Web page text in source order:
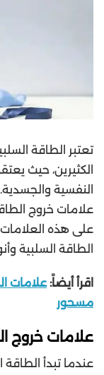
تعتبر الطاقة
الكثيرين، حيث
النفسية
علامات خروج
على هذه
الطاقة السلبية
اقرأ أيضاً:
مسحور
علامات خروج
عندما تبدأ